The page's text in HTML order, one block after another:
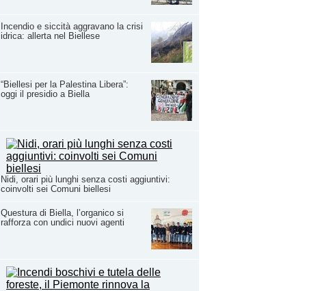
Incendio e siccità aggravano la crisi
idrica: allerta nel Biellese
“Biellesi per la Palestina Libera”:
oggi il presidio a Biella
Nidi, orari più lunghi senza costi aggiuntivi:
coinvolti sei Comuni biellesi
Questura di Biella, l’organico si
rafforza con undici nuovi agenti